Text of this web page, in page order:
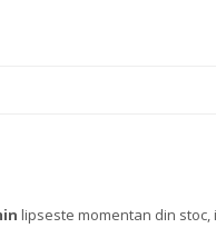
lipseste momentan din stoc,